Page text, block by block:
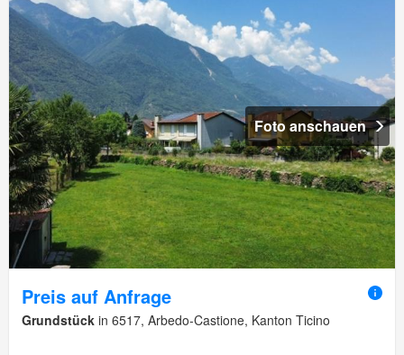
Foto anschauen
Preis auf Anfrage
Grundstück in 6517, Arbedo-Castione, Kanton Ticino